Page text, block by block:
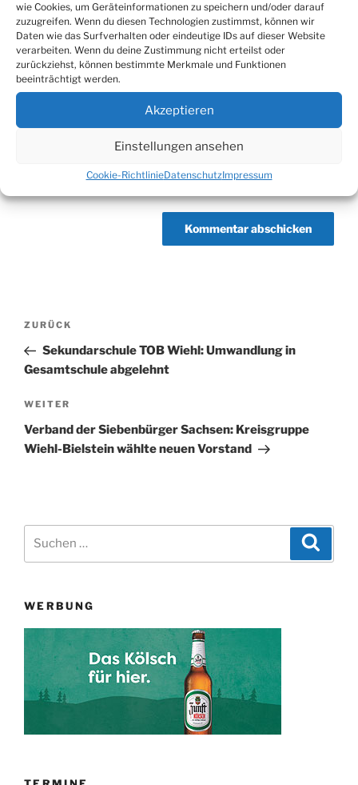
wie Cookies, um Geräteinformationen zu speichern und/oder darauf
zuzugreifen. Wenn du diesen Technologien zustimmst, können wir
Daten wie das Surfverhalten oder eindeutige IDs auf dieser Website
verarbeiten. Wenn du deine Zustimmung nicht erteilst oder
zurückziehst, können bestimmte Merkmale und Funktionen
beeinträchtigt werden.
Akzeptieren
Einstellungen ansehen
Cookie-RichtlinieDatenschutzImpressum
E-Mail-Adresse*
Beitragsnavigation
Vorheriger
Beitrag
ZURÜCK
Sekundarschule TOB Wiehl: Umwandlung in
Gesamtschule abgelehnt
Nächster
Beitrag
WEITER
Verband der Siebenbürger Sachsen: Kreisgruppe
Wiehl-Bielstein wählte neuen Vorstand
WERBUNG